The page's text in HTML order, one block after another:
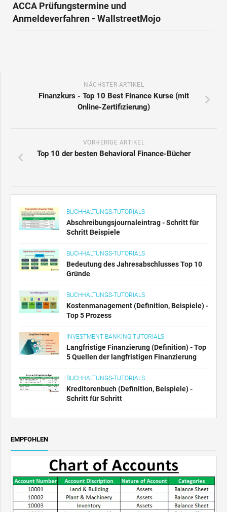
ACCA Prüfungstermine und
Anmeldeverfahren - WallstreetMojo
NÄCHSTER ARTIKEL
Finanzkurs - Top 10 Best Finance Kurse (mit
Online-Zertifizierung)
VORHERIGE ARTIKEL
Top 10 der besten Behavioral Finance-Bücher
BUCHHALTUNGS-TUTORIALS
Abschreibungsjournaleintrag - Schritt für
Schritt Beispiele
BUCHHALTUNGS-TUTORIALS
Bedeutung des Jahresabschlusses Top 10
Gründe
BUCHHALTUNGS-TUTORIALS
Kostenmanagement (Definition, Beispiele) -
Top 5 Prozess
INVESTMENT BANKING TUTORIALS
Langfristige Finanzierung (Definition) - Top
5 Quellen der langfristigen Finanzierung
BUCHHALTUNGS-TUTORIALS
Kreditorenbuch (Definition, Beispiele) -
Schritt für Schritt
EMPFOHLEN